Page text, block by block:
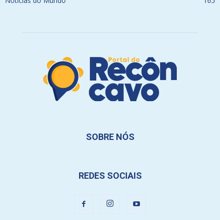
SOBRE NÓS
REDES SOCIAIS